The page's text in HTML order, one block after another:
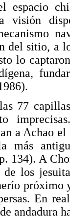
espacio
visión
del sitio, a
lo
77
a Achao
más
134). A
los
próximo
En
andadura